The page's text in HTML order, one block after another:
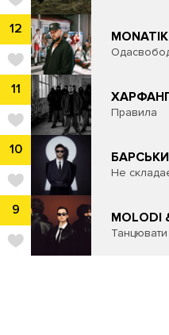
12 MONATIK
11
Правила
10
Не
9 MOLODI